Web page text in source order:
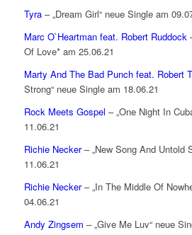
Tyra– „Dream Girl“ neue Single am
Marc O`Heartman feat. Robert Ruddock
Of Love* am 25.06.21
Marty And The Bad Punch feat. Robert
Strong“ neue Single am 18.06.21
Rock Meets Gospel – „One Night In
11.06.21
Richie Necker– „New Song And Untold
11.06.21
Richie Necker– „In The Middle Of
04.06.21
Andy Zingsem – „Give Me Luv“ neue